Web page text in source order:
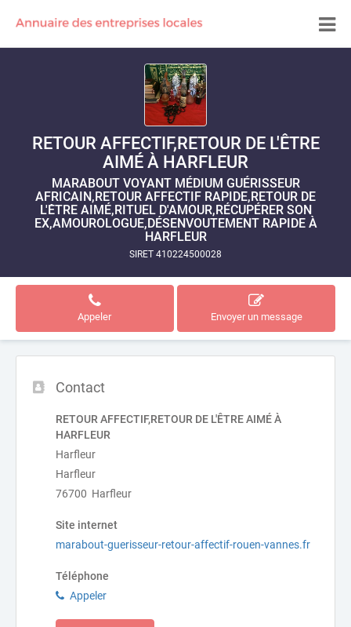
RETOUR AFFECTIF,RETOUR DE L'ÊTRE
AIMÉ À HARFLEUR
MARABOUT VOYANT MÉDIUM GUÉRISSEUR
AFRICAIN,RETOUR AFFECTIF RAPIDE,RETOUR DE
L'ÊTRE AIMÉ,RITUEL D'AMOUR,RÉCUPÉRER SON
EX,AMOUROLOGUE,DÉSENVOUTEMENT RAPIDE À
HARFLEUR
SIRET 410224500028
Appeler Envoyer un message
Contact
RETOUR AFFECTIF,RETOUR DE L'ÊTRE AIMÉ À
HARFLEUR
Harfleur
Harfleur
76700 Harfleur
Site internet
marabout-guerisseur-retour-affectif-rouen-vannes.fr
Téléphone
Appeler